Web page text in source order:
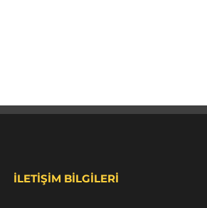
İLETİŞİM BİLGİLERİ